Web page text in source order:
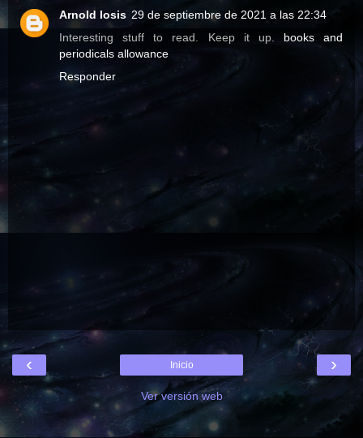
Arnold losis 29 de septiembre de 2021 a las 22:34
Interesting stuff to read. Keep it up. books and
periodicals allowance
Responder
‹ ›
Inicio
Ver versión web